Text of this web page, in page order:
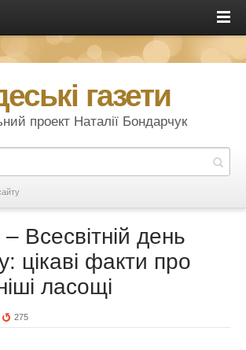
газети
проект Наталії Бондарчук
Всесвітній день
цікаві факти про
ласощі
275